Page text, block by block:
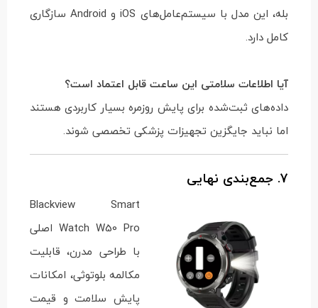
بله، این مدل با سیستم‌عامل‌های iOS و Android سازگاری
کامل دارد.
آیا اطلاعات سلامتی این ساعت قابل اعتماد است؟
داده‌های ثبت‌شده برای پایش روزمره بسیار کاربردی هستند
اما نباید جایگزین تجهیزات پزشکی تخصصی شوند.
7. جمع‌بندی نهایی
Blackview Smart
Watch W50 Pro اصلی
با طراحی مدرن، قابلیت
مکالمه بلوتوثی، امکانات
پایش سلامت و قیمت